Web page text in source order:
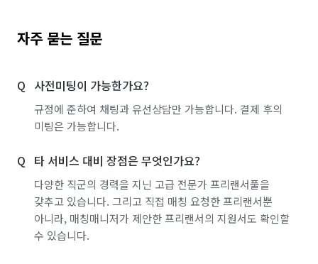
자주 묻는 질문
사전미팅이 가능한가요?
규정에 준하여 채팅과 유선상담만 가능합니다. 결제 후의
미팅은 가능합니다.
타 서비스 대비 장점은 무엇인가요?
다양한 직군의 경력을 지닌 고급 전문가 프리랜서풀을
갖추고 있습니다. 그리고 직접 매칭 요청한 프리랜서뿐
아니라, 매칭매니저가 제안한 프리랜서의 지원서도 확인할
수 있습니다.